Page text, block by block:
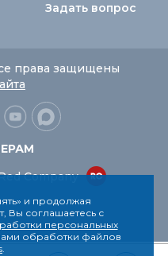
Задать вопрос
права защищены
Company
и продолжая
Вы соглашаетесь с
персональных
обработки файлов
.